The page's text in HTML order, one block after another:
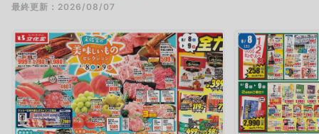
最終更新：2026/08/07